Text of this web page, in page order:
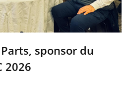
sponsor du
2026